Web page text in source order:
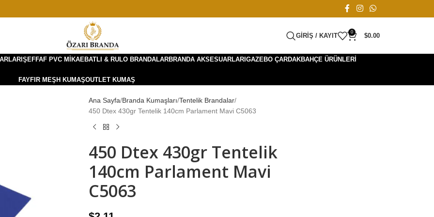
GIRIŞ / KAYIT
0
$0.00
ŞEFFAF PVC MIKAEBATLI & RULO BRANDALARBRANDA AKSESUARLARIGAZEBO ÇARDAKBAHÇE ÜRÜNLERI
FAYFIR MEŞH KUMAŞOUTLET KUMAŞ
Ana Sayfa Branda Kumaşları Tentelik Brandalar
450 Dtex 430gr Tentelik 140cm Parlament Mavi C5063
450 Dtex 430gr Tentelik
140cm Parlament Mavi
C5063